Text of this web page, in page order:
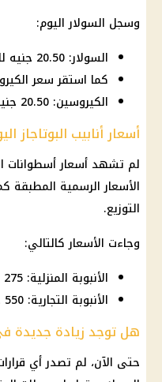
وسجل السولار اليوم:
السولار: 20.50 جنيه للتر.
كما استقر سعر
الكيروسين: 20.50 جنيه للتر.
أسعار أنابيب البوتاجاز
لم تشهد أسعار أسطوانات
الأسعار الرسمية
التوزيع.
وجاءت الأسعار كالتالي:
الأنبوبة المنزلية: 275 جنيهًا.
الأنبوبة التجارية: 550 جنيهًا.
هل توجد زيادة جديدة
حتى الآن، لم تصدر أي